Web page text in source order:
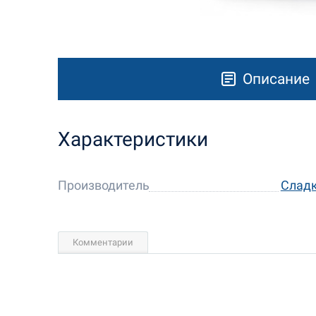
Описание
Характеристики
Производитель
Комментарии